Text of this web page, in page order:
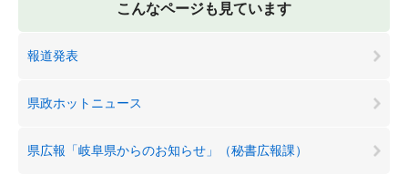
こんなページも見ています
報道発表
県政ホットニュース
県広報「岐阜県からのお知らせ」（秘書広報課）